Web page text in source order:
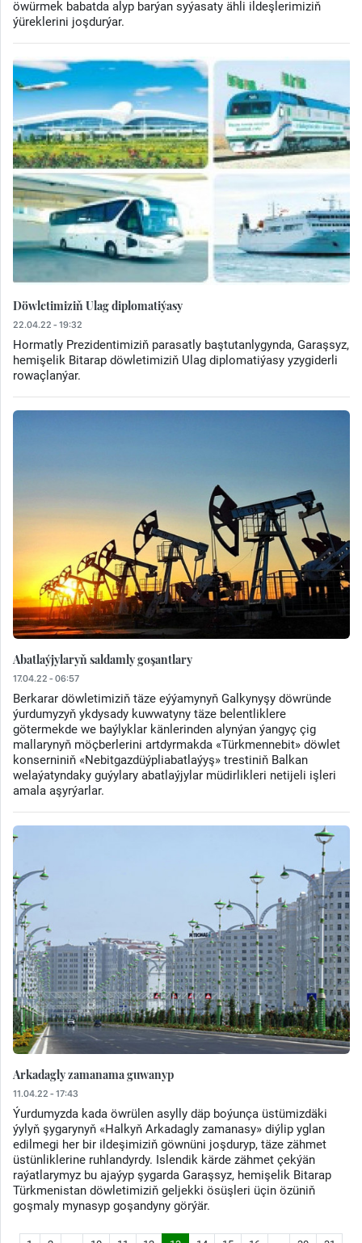
öwürmek babatda alyp barýan syýasaty ähli ildeşlerimiziň
ýüreklerini joşdurýar.
Döwletimiziň Ulag diplomatiýasy
22.04.22 - 19:32
Hormatly Prezidentimiziň parasatly baştutanlygynda, Garaşsyz,
hemişelik Bitarap döwletimiziň Ulag diplomatiýasy yzygiderli
rowaçlanýar.
Abatlaýjylaryň saldamly goşantlary
17.04.22 - 06:57
Berkarar döwletimiziň täze eýýamynyň Galkynyşy döwründe
ýurdumyzyň ykdysady kuwwatyny täze belentliklere
götermekde we baýlyklar känlerinden alynýan ýangyç çig
mallarynyň möçberlerini artdyrmakda «Türkmennebit» döwlet
konserniniň «Nebitgazdüýpliabatlaýyş» trestiniň Balkan
welaýatyndaky guýylary abatlaýjylar müdirlikleri netijeli işleri
amala aşyrýarlar.
Arkadagly zamanama guwanyp
11.04.22 - 17:43
Ýurdumyzda kada öwrülen asylly däp boýunça üstümizdäki
ýylyň şygarynyň «Halkyň Arkadagly zamanasy» diýlip yglan
edilmegi her bir ildeşimiziň göwnüni joşduryp, täze zähmet
üstünliklerine ruhlandyrdy. Islendik kärde zähmet çekýän
raýatlarymyz bu ajaýyp şygarda Garaşsyz, hemişelik Bitarap
Türkmenistan döwletimiziň geljekki ösüşleri üçin özüniň
goşmaly mynasyp goşandyny görýär.